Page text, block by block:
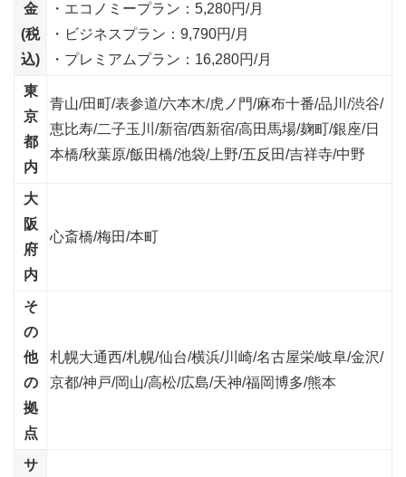
金
(税
込)
・エコノミープラン：5,280円/月
・ビジネスプラン：9,790円/月
・プレミアムプラン：16,280円/月
東
京
都
内
青山/田町/表参道/六本木/虎ノ門/麻布十番/品川/渋谷/
恵比寿/二子玉川/新宿/西新宿/高田馬場/麹町/銀座/日
本橋/秋葉原/飯田橋/池袋/上野/五反田/吉祥寺/中野
大
阪
府
内
心斎橋/梅田/本町
そ
の
他
の
拠
点
札幌大通西/札幌/仙台/横浜/川崎/名古屋栄/岐阜/金沢/
京都/神戸/岡山/高松/広島/天神/福岡博多/熊本
サ